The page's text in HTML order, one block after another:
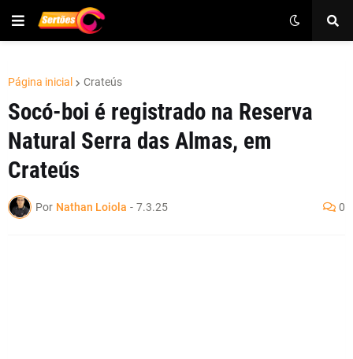
Página inicial Crateús
Socó-boi é registrado na Reserva
Natural Serra das Almas, em
Crateús
Por Nathan Loiola - 7.3.25 0